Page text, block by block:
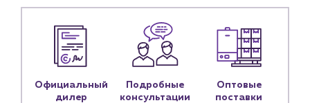
Контактные данные
Наши партнёры
Официальный
дилер
Подробные
консультации
Оптовые
поставки